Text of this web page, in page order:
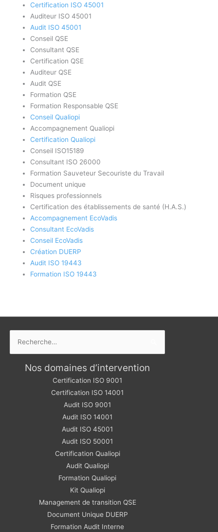
Certification ISO 45001
Auditeur ISO 45001
Audit ISO 45001
Conseil QSE
Consultant QSE
Certification QSE
Auditeur QSE
Audit QSE
Formation QSE
Formation Responsable QSE
Conseil Qualiopi
Accompagnement Qualiopi
Certification Qualiopi
Conseil ISO15189
Consultant ISO 26000
Formation Sauveteur Secouriste du Travail
Document unique
Risques professionnels
Certification des établissements de santé (H.A.S.)
Accompagnement EcoVadis
Consultant EcoVadis
Conseil EcoVadis
Création DUERP
Audit ISO 19443
Formation ISO 19443
Nos domaines d’intervention
Certification ISO 9001
Certification ISO 14001
Audit ISO 9001
Audit ISO 14001
Audit ISO 45001
Audit ISO 50001
Certification Qualiopi
Audit Qualiopi
Formation Qualiopi
Kit Qualiopi
Management de transition QSE
Document Unique DUERP
Formation Audit Interne